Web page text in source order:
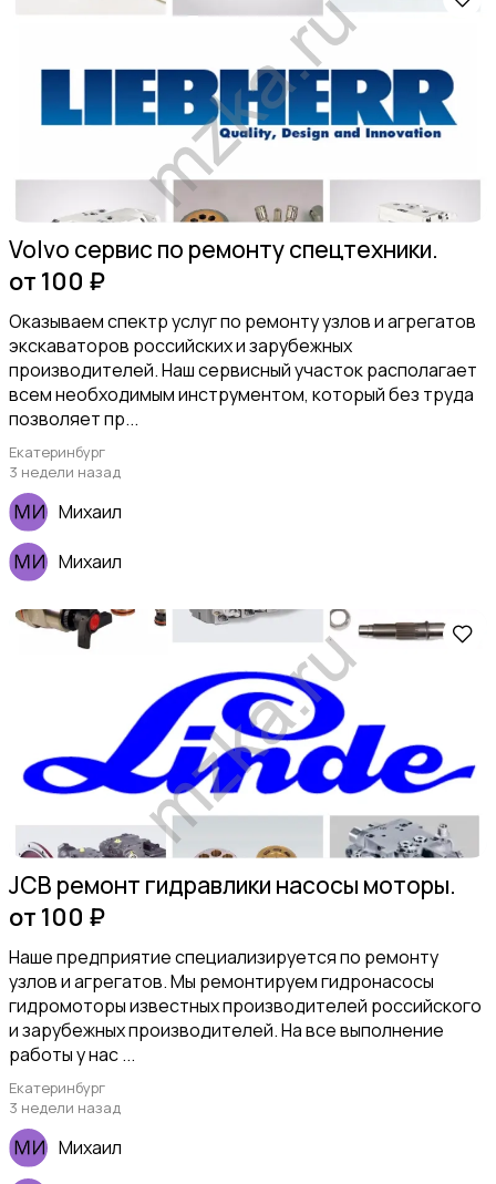
Volvo сервис по ремонту спецтехники.
от 100 ₽
Оказываем спектр услуг по ремонту узлов и агрегатов
экскаваторов российских и зарубежных
производителей. Наш сервисный участок располагает
всем необходимым инструментом, который без труда
позволяет пр...
Екатеринбург
3 недели назад
Михаил
Михаил
JCB ремонт гидравлики насосы моторы.
от 100 ₽
Наше предприятие специализируется по ремонту
узлов и агрегатов. Мы ремонтируем гидронасосы
гидромоторы известных производителей российского
и зарубежных производителей. На все выполнение
работы у нас ...
Екатеринбург
3 недели назад
Михаил